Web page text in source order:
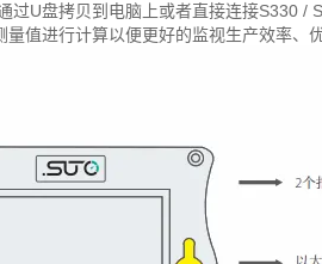
U盘拷贝到电脑上或者直接连接S330 /
值进行计算以便更好的监视生产效率、